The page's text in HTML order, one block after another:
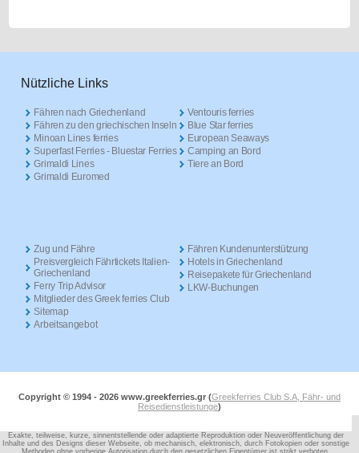
Nützliche Links
Fähren nach Griechenland
Fähren zu den griechischen Inseln
Minoan Lines ferries
Superfast Ferries - Bluestar Ferries
Grimaldi Lines
Grimaldi Euromed
Ventouris ferries
Blue Star ferries
European Seaways
Camping an Bord
Tiere an Bord
Zug und Fähre
Preisvergleich Fährtickets Italien-
Griechenland
Ferry Trip Advisor
Mitglieder des Greek ferries Club
Sitemap
Arbeitsangebot
Fähren Kundenunterstützung
Hotels in Griechenland
Reisepakete für Griechenland
LKW-Buchungen
Copyright © 1994 - 2026 www.greekferries.gr (Greekferries Club S.A, Fähr- und
Reisedienstleistunge)
Exakte, teilweise, kurze, sinnentstellende oder adaptierte Reproduktion oder Neuveröffentlichung der
Inhalte und des Designs dieser Webseite,ob mechanisch, elektronisch, durch Fotokopien oder sonstige
Methoden ohne vorherige Autorisation durch den gesetzlichen Eigentümer ist strikt verboten.